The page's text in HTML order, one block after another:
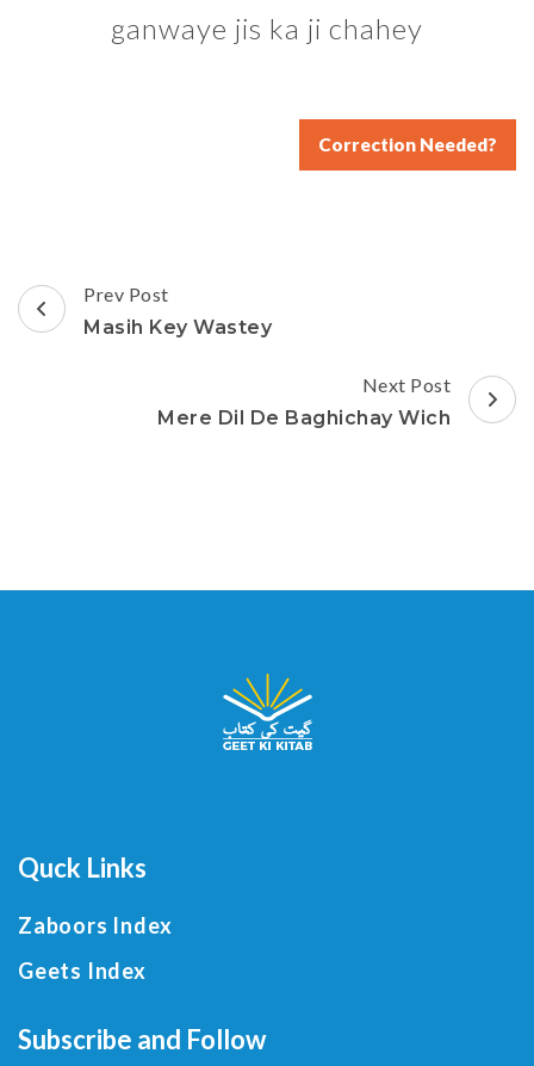
ganwaye jis ka ji chahey
Correction Needed?
Post
Navigation
Prev Post
Masih Key Wastey
Next Post
Mere Dil De Baghichay Wich
Quck Links
Zaboors Index
Geets Index
Subscribe and Follow